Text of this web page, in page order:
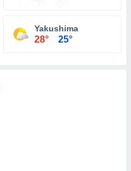
Yakushima
28° 25°